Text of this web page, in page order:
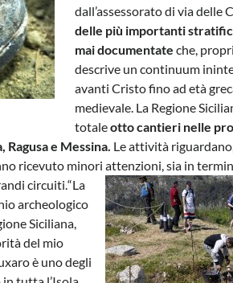
dall’assessorato di via delle
delle più importanti
mai documentate che,
descrive un continuum
avanti Cristo fino ad età
medievale. La Regione
totaleotto cantieri nelle
e Messina. Le attività
ricevuto minori attenzioni, sia in
circuiti.“La
archeologico
Siciliana,
del mio
è uno degli